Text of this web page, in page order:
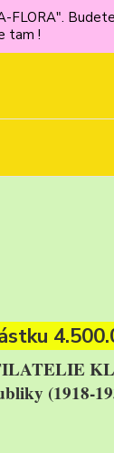
FLORA".
tam !
(1918-